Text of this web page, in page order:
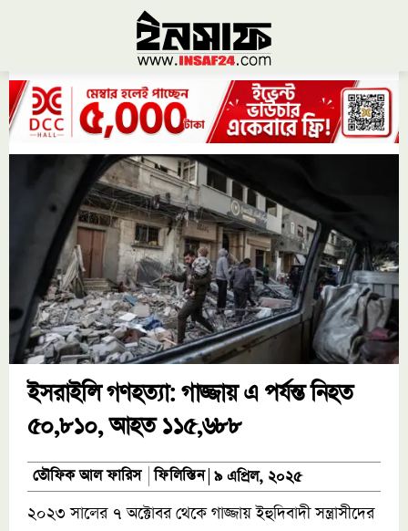
ইসরাইলি গণহত্যা: গাজ্জায় এ পর্যন্ত নিহত
৫০,৮১০, আহত ১১৫,৬৮৮
তৌফিক আল ফারিস ফিলিস্তিন ৯ এপ্রিল, ২০২৫
২০২৩ সালের ৭ অক্টোবর থেকে গাজ্জায় ইহুদিবাদী সন্ত্রাসীদের